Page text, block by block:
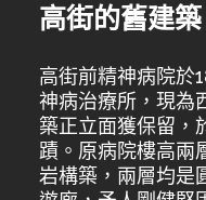
高街的舊建築
高街前精神病院於
神病治療所，現為
築正立面獲保留，
蹟。原病院樓高兩
岩構築，兩層均是